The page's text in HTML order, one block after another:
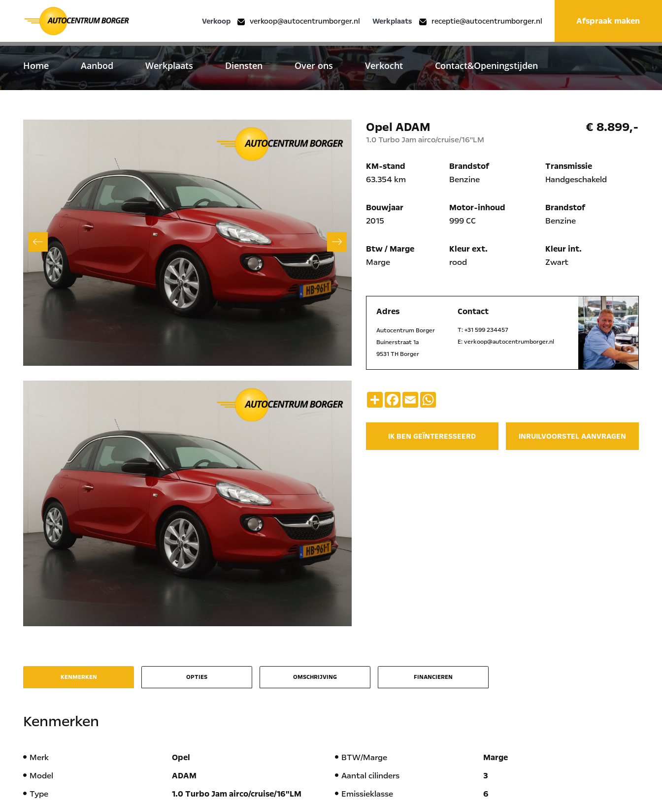
Verkoop verkoop@autocentrumborger.nl Werkplaats receptie@autocentrumborger.nl Afspraak maken
Home Aanbod Werkplaats Diensten Over ons Verkocht Contact&Openingstijden
Opel ADAM
1.0 Turbo Jam airco/cruise/16"LM
€ 8.899,-
KM-stand
63.354 km
Brandstof
Benzine
Transmissie
Handgeschakeld
Bouwjaar
2015
Motor-inhoud
999 CC
Brandstof
Benzine
Btw / Marge
Marge
Kleur ext.
rood
Kleur int.
Zwart
Adres
Autocentrum Borger
Buinerstraat 1a
9531 TH Borger
Contact
T:+31 599 234457
E:verkoop@autocentrumborger.nl
DeelFacebook
EmailWhatsApp
IK BEN GEÏNTERESSEERD INRUILVOORSTEL AANVRAGEN
KENMERKEN OPTIES OMSCHRIJVING FINANCIEREN
Kenmerken
Merk
Opel
Model
ADAM
Type
1.0 Turbo Jam airco/cruise/16"LM
BTW/Marge
Marge
Aantal cilinders
3
Emissieklasse
6